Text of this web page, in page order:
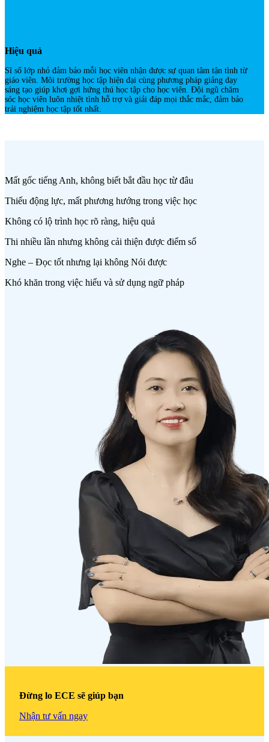
Hiệu quả
Sĩ số lớp nhỏ đảm bảo mỗi học viên nhận được sự quan tâm tận tình từ
giáo viên. Môi trường học tập hiện đại cùng phương pháp giảng dạy
sáng tạo giúp khơi gợi hứng thú học tập cho học viên. Đội ngũ chăm
sóc học viên luôn nhiệt tình hỗ trợ và giải đáp mọi thắc mắc, đảm bảo
trải nghiệm học tập tốt nhất.
Mất gốc tiếng Anh, không biết bắt đầu học từ đâu
Thiếu động lực, mất phương hướng trong việc học
Không có lộ trình học rõ ràng, hiệu quả
Thi nhiều lần nhưng không cải thiện được điểm số
Nghe – Đọc tốt nhưng lại không Nói được
Khó khăn trong việc hiểu và sử dụng ngữ pháp
Đừng lo ECE sẽ giúp bạn
Nhận tư vấn ngay